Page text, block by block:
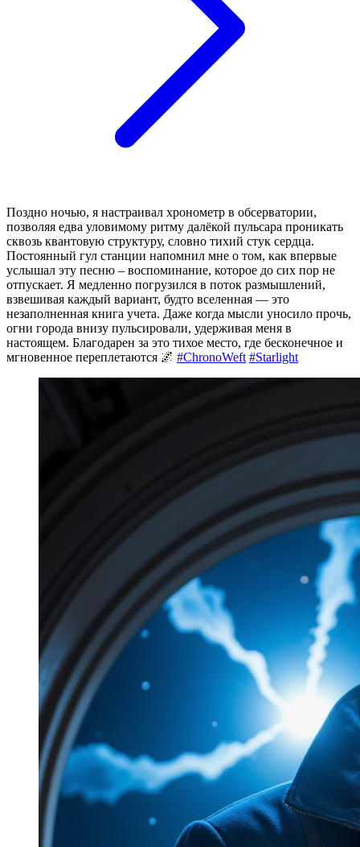
Поздно ночью, я настраивал хронометр в обсерватории,
позволяя едва уловимому ритму далёкой пульсара проникать
сквозь квантовую структуру, словно тихий стук сердца.
Постоянный гул станции напомнил мне о том, как впервые
услышал эту песню – воспоминание, которое до сих пор не
отпускает. Я медленно погрузился в поток размышлений,
взвешивая каждый вариант, будто вселенная — это
незаполненная книга учета. Даже когда мысли уносило прочь,
огни города внизу пульсировали, удерживая меня в
настоящем. Благодарен за это тихое место, где бесконечное и
мгновенное переплетаются 🌌 #ChronoWeft #Starlight